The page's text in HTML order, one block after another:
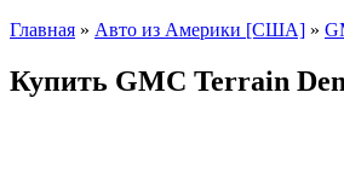
Главная » Авто из Америки [США] »
Купить GMC Terrain